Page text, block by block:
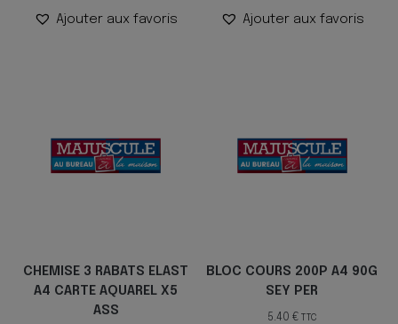
Ajouter aux favoris
1.99 €.1.99 €.
Ajouter aux favoris
CHEMISE 3 RABATS ELAST
A4 CARTE AQUAREL X5
ASS
BLOC COURS 200P A4 90G
SEY PER
5.40 € TTC